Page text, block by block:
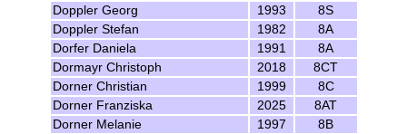
Doppler Georg
1993
8S
Doppler Stefan
1982
8A
Dorfer Daniela
1991
8A
Dormayr Christoph
2018
8CT
Dorner Christian
1999
8C
Dorner Franziska
2025
8AT
Dorner Melanie
1997
8B